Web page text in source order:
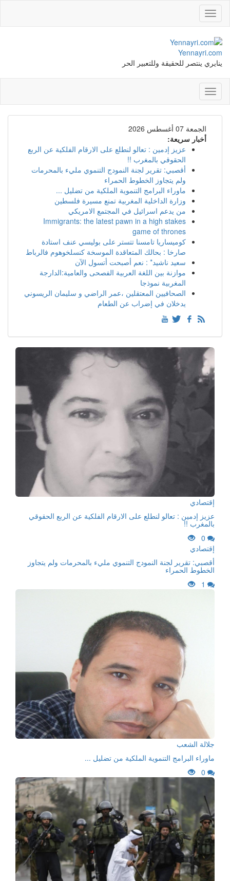
Toggle
navigation
Yennayri.com
ينايري ينتصر للحقيقة وللتعبير الحر
Toggle
navigation
الجمعة 07 أغسطس 2026
أخبار سريعة:
عزيز إدمين : تعالو لنطلع على الارقام الفلكية عن الربع
الحقوقي بالمغرب !!
أقصبي: تقرير لجنة النمودج التنموي مليء بالمحرمات
ولم يتجاوز الخطوط الحمراء
ماوراء البرامج التنموية الملكية من تضليل ...
وزارة الداخلية المغربية تمنع مسيرة فلسطين
من يدعم اسرائيل في المجتمع الامريكي
Immigrants: the latest pawn in a high stakes
game of thrones
كوميساريا تامسنا تتستر على بوليسي عنف استادة
صارخا : بحالك المتعاقدة الموسخة كنسلخوهوم فالرباط
سعيد ناشيد* : نعم أصبحت أتسول الآن
موازنة بين اللغة العربية الفصحى والعامية:الدارجة
المغربية نموذجا
الصحافيين المعتقلين ،عمر الراضي و سليمان الريسوني
يدخلان في إضراب عن الطعام
إقتصادي
عزيز إدمين : تعالو لنطلع على الارقام الفلكية عن الربع الحقوقي
بالمغرب !!
0
إقتصادي
أقصبي: تقرير لجنة النمودج التنموي مليء بالمحرمات ولم يتجاوز
الخطوط الحمراء
1
جلالة الشعب
ماوراء البرامج التنموية الملكية من تضليل ...
0